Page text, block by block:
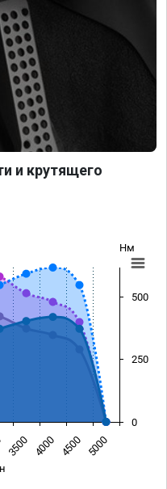
и крутящего
Нм
3500 4000 4500 5000
0
250
500